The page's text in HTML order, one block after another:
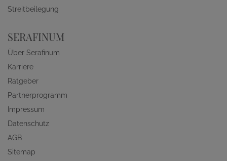
Streitbeilegung
SERAFINUM
Über Serafinum
Karriere
Ratgeber
Partnerprogramm
Impressum
Datenschutz
AGB
Sitemap